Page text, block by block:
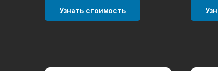
Узнать стоимость